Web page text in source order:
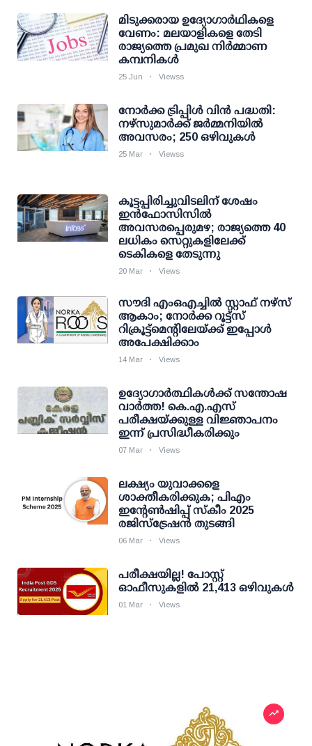
മിടുക്കരായ ഉദ്യോഗാര്‍ഥികളെ
വേണം: മലയാളികളെ തേടി
രാജ്യത്തെ പ്രമുഖ നിര്‍മ്മാണ
കമ്പനികള്‍
25 Jun Viewss
നോര്‍ക്ക ട്രിപ്പിള്‍ വിന്‍ പദ്ധതി:
നഴ്‌സുമാര്‍ക്ക് ജര്‍മ്മനിയില്‍
അവസരം; 250 ഒഴിവുകള്‍
25 Mar Viewss
കൂട്ടപ്പിരിച്ചുവിടലിന് ശേഷം
ഇന്‍ഫോസിസില്‍
അവസരപ്പെരുമഴ; രാജ്യത്തെ 40
ലധികം സെറ്റുകളിലേക്ക്
ടെകികളെ തേടുന്നു
20 Mar Views
സൗദി എംഒഎച്ചില്‍ സ്റ്റാഫ് നഴ്‌സ്
ആകാം; നോര്‍ക്ക റൂട്ട്‌സ്
റിക്രൂട്ട്‌മെന്റിലേയ്ക്ക് ഇപ്പോള്‍
അപേക്ഷിക്കാം
14 Mar Views
ഉദ്യോഗാര്‍ത്ഥികള്‍ക്ക് സന്തോഷ
വാര്‍ത്ത! കെ.എ.എസ്
പരീക്ഷയ്ക്കുള്ള വിജ്ഞാപനം
ഇന്ന് പ്രസിദ്ധീകരിക്കും
07 Mar Views
ലക്ഷ്യം യുവാക്കളെ
ശാക്തീകരിക്കുക; പിഎം
ഇന്റേണ്‍ഷിപ്പ് സ്‌കീം 2025
രജിസ്ട്രേഷന്‍ തുടങ്ങി
06 Mar Views
പരീക്ഷയില്ല! പോസ്റ്റ്
ഓഫീസുകളില്‍ 21,413 ഒഴിവുകള്‍
01 Mar Views